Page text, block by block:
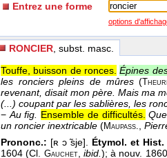
Entrez une forme
options
RONCIER , subst. masc.
Touffe, buisson de ronces. Épines
les ronciers pleins de mûres(
revenant, disait mon père. Mais ma
(...) coupant par les sablières, les
−Au fig. Ensemble de difficultés.
un roncier inextricable (Maupass.,
Prononc.: [ʀ ɔ ̃sje]. Étymol. et Hist.
1604 (Cl. Gauchet, ibid.); à nouv. 1860